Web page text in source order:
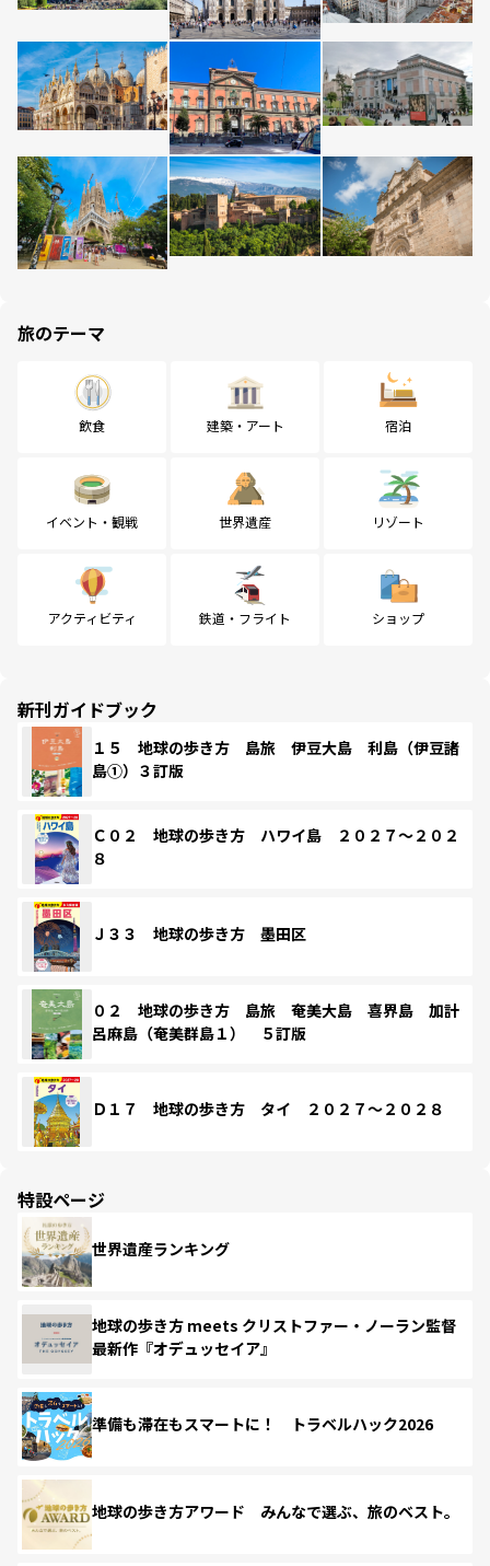
旅のテーマ
飲食 建築・アート 宿泊
イベント・観戦 世界遺産 リゾート
アクティビティ 鉄道・フライト ショップ
新刊ガイドブック
１５ 地球の歩き方 島旅 伊豆大島 利島（伊豆諸
島①）３訂版
Ｃ０２ 地球の歩き方 ハワイ島 ２０２７～２０２
８
Ｊ３３ 地球の歩き方 墨田区
０２ 地球の歩き方 島旅 奄美大島 喜界島 加計
呂麻島（奄美群島１） ５訂版
Ｄ１７ 地球の歩き方 タイ ２０２７～２０２８
特設ページ
世界遺産ランキング
地球の歩き方 meets クリストファー・ノーラン監督
最新作『オデュッセイア』
準備も滞在もスマートに！ トラベルハック2026
地球の歩き方アワード みんなで選ぶ、旅のベスト。